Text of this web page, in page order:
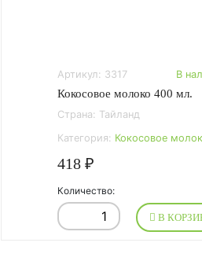
Артикул: 3317
В
Кокосовое молоко 400 мл.
Страна: Тайланд
Категория: Кокосовое
418 ₽
Количество:
В